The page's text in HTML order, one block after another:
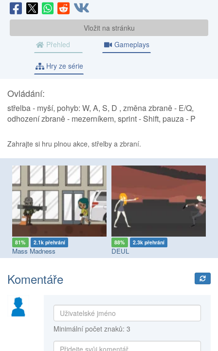
Vložit na stránku
Přehled
Gameplays
Hry ze série
Ovládání:
střelba - myší, pohyb: W, A, S, D , změna zbraně - E/Q,
odhození zbraně - mezerníkem, sprint - Shift, pauza - P
Zahrajte si hru plnou akce, střelby a zbraní.
81% 2.1k přehrání
Mass Madness
88% 2.3k přehrání
DEUL
Komentáře
Minimální počet znaků: 3